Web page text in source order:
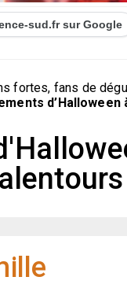
sud.fr sur Google
fortes, fans de
d’Halloween